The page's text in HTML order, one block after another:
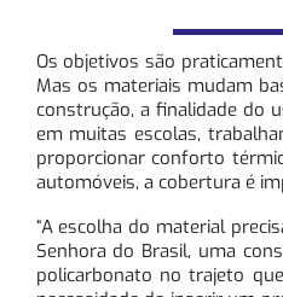
Os objetivos são
Mas os materiais mudam
construção, a finalidade do
em muitas escolas,
proporcionar conforto
automóveis, a cobertura é
“A escolha do material
Senhora do Brasil, uma
policarbonato no trajeto